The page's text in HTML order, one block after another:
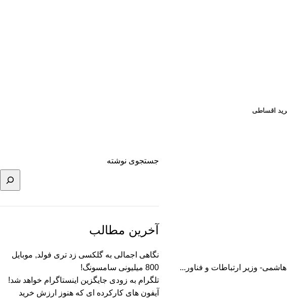
اقساطی
وزیر ارتباطات و فناور...
جستجوی نوشته
آخرین مطالب
نگاهی اجمالی به گلکسی زد تری فولد, موبایل
800 میلیونی سامسونگ!
تلگرام به زودی جایگزین اینستاگرام خواهد شد!
آیفون های کارکرده ای که هنوز ارزش خرید